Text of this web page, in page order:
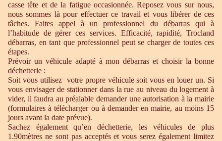
casse tête et de la fatigue occasionnée. Reposez vous sur nous,
nous sommes là pour effectuer ce travail et vous libérer de ces
tâches. Faites appel à un professionnel du débarras qui à
l’habitude de gérer ces services. Efficacité, rapidité, Trocland
débarras, en tant que professionnel peut se charger de toutes ces
étapes.
Prévoir un véhicule adapté à mon débarras et choisir la bonne
déchetterie :
Soit vous utilisez votre propre véhicule soit vous en louer un. Si
vous envisager de stationner dans la rue au niveau du logement à
vider, il faudra au préalable demander une autorisation à la mairie
(formulaires à télécharger ou à demander en mairie, au moins 15
jours avant la date prévue).
Sachez également qu’en déchetterie, les véhicules de plus
1.90mètres ne sont pas acceptés et vous serez également limitez